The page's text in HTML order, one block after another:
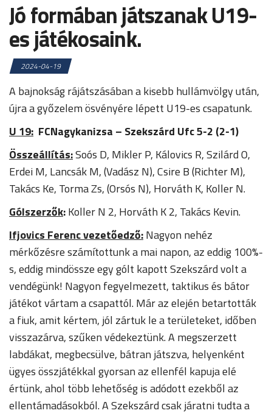
Jó formában játszanak U19-
es játékosaink.
2024-04-19
A bajnokság rájátszásában a kisebb hullámvölgy után,
újra a győzelem ösvényére lépett U19-es csapatunk.
U 19: FCNagykanizsa – Szekszárd Ufc 5-2 (2-1)
Összeállítás:Soós D, Mikler P, Kálovics R, Szilárd O,
Erdei M, Lancsák M, (Vadász N), Csire B (Richter M),
Takács Ke, Torma Zs, (Orsós N), Horváth K, Koller N.
Gólszerzők:Koller N 2, Horváth K 2, Takács Kevin.
Ifjovics Ferenc vezetőedző:Nagyon nehéz
mérkőzésre számítottunk a mai napon, az eddig 100%-
s, eddig mindössze egy gólt kapott Szekszárd volt a
vendégünk! Nagyon fegyelmezett, taktikus és bátor
játékot vártam a csapattól. Már az elején betartották
a fiuk, amit kértem, jól zártuk le a területeket, időben
visszazárva, szűken védekeztünk. A megszerzett
labdákat, megbecsülve, bátran játszva, helyenként
ügyes összjátékkal gyorsan az ellenfél kapuja elé
értünk, ahol több lehetőség is adódott ezekből az
ellentámadásokból. A Szekszárd csak járatni tudta a